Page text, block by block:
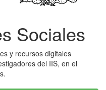
Sociales
y recursos digitales
del IIS, en el